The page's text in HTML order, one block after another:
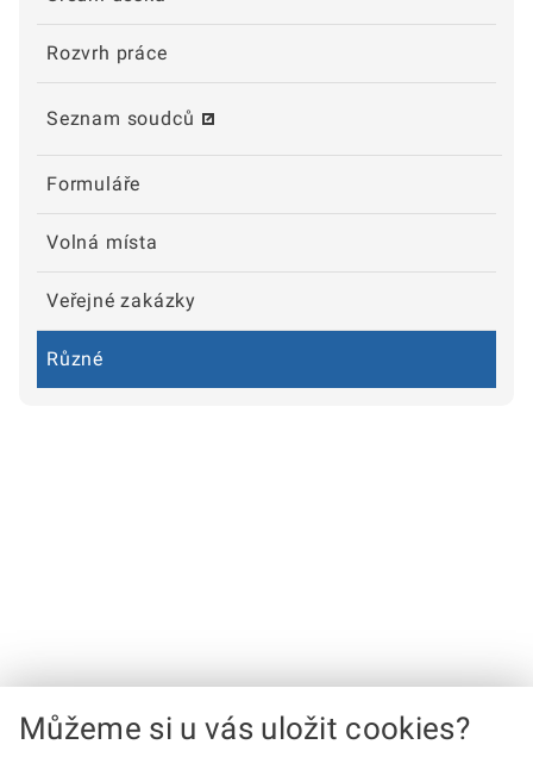
Rozvrh práce
Seznam soudců
Formuláře
Volná místa
Veřejné zakázky
Různé
Můžeme si u vás uložit cookies?